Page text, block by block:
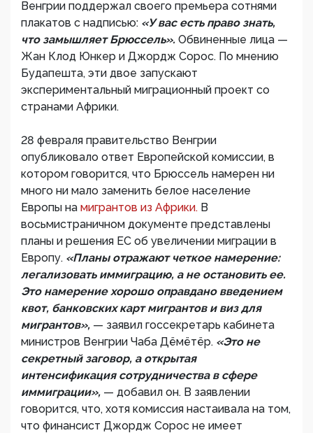
Венгрии поддержал своего премьера сотнями
плакатов с надписью: «У вас есть право знать,
что замышляет Брюссель». Обвиненные лица —
Жан Клод Юнкер и Джордж Сорос. По мнению
Будапешта, эти двое запускают
экспериментальный миграционный проект со
странами Африки.
28 февраля правительство Венгрии
опубликовало ответ Европейской комиссии, в
котором говорится, что Брюссель намерен ни
много ни мало заменить белое население
Европы на мигрантов из Африки. В
восьмистраничном документе представлены
планы и решения ЕС об увеличении миграции в
Европу. «Планы отражают четкое намерение:
легализовать иммиграцию, а не остановить ее.
Это намерение хорошо оправдано введением
квот, банковских карт мигрантов и виз для
мигрантов», — заявил госсекретарь кабинета
министров Венгрии Чаба Дёмётёр. «Это не
секретный заговор, а открытая
интенсификация сотрудничества в сфере
иммиграции», — добавил он. В заявлении
говорится, что, хотя комиссия настаивала на том,
что финансист Джордж Сорос не имеет